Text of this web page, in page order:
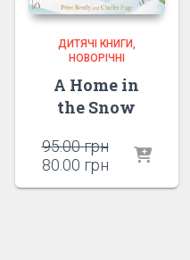
ДИТЯЧІ КНИГИ
НОВОРІЧНІ
A Home in
the Snow
95.00грнОригінальна
ціна:
95.00 грн.
80.00 грнПоточна